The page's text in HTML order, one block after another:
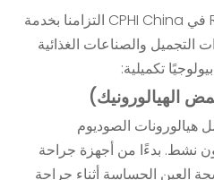
يعكس وجود Runxin Biotech في CPHI China التزامنا بخدمة
التجميل والصناعات الغذائية
تكميلية:
الهيالورونيك)
هيالورونات الصوديوم
نشط. بدءًا من أجهزة جراحة
العين الحساسة أثناء جراحة